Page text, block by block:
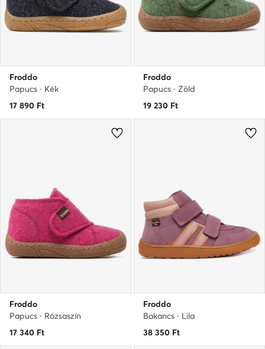
Froddo
Papucs · Kék
17 890 Ft
Froddo
Papucs · Zöld
19 230 Ft
Froddo
Papucs · Rózsaszín
17 340 Ft
Froddo
Bakancs · Lila
38 350 Ft